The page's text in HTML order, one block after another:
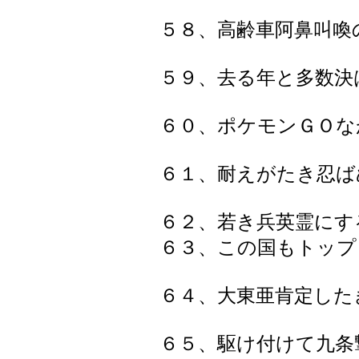
５８、高齢車阿鼻叫
５９、去る年と多数
６０、ポケモンＧＯ
６１、耐えがたき忍
６２、若き兵英霊に
６３、この国もトッ
６４、大東亜肯定し
６５、駆け付けて九